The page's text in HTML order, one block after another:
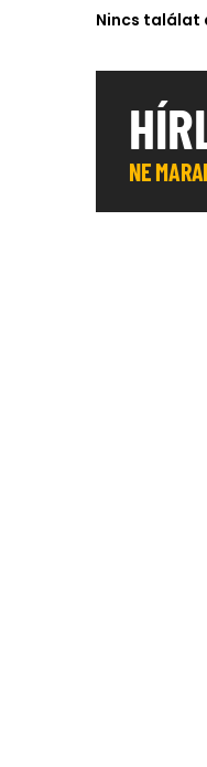
Nincs találat
NE